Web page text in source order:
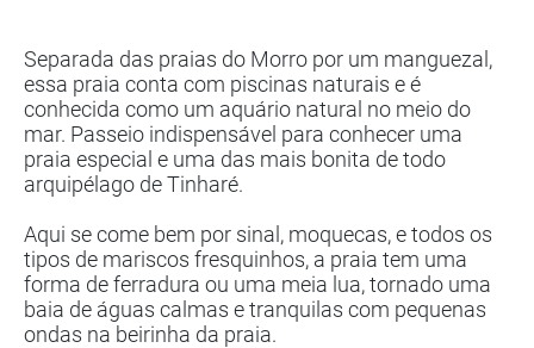
Separada das praias do Morro por um manguezal,
essa praia conta com piscinas naturais e é
conhecida como um aquário natural no meio do
mar. Passeio indispensável para conhecer uma
praia especial e uma das mais bonita de todo
arquipélago de Tinharé.
Aqui se come bem por sinal, moquecas, e todos os
tipos de mariscos fresquinhos, a praia tem uma
forma de ferradura ou uma meia lua, tornado uma
baia de águas calmas e tranquilas com pequenas
ondas na beirinha da praia.